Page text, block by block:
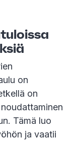
on
on
Tämä luo
ja vaatii